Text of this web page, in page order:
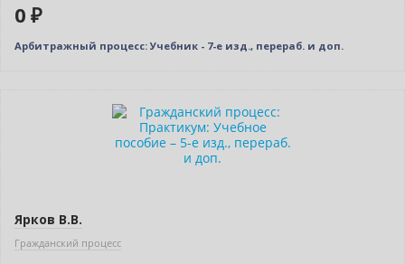
0 ₽
Арбитражный процесс: Учебник - 7-е изд., перераб. и доп.
Ярков В.В.
Гражданский процесс